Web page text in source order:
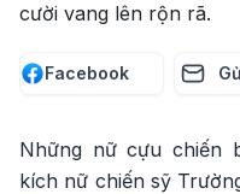
cười vang lên rộn rã.
Facebook
Những nữ cựu chiến
kích nữ chiến sỹ